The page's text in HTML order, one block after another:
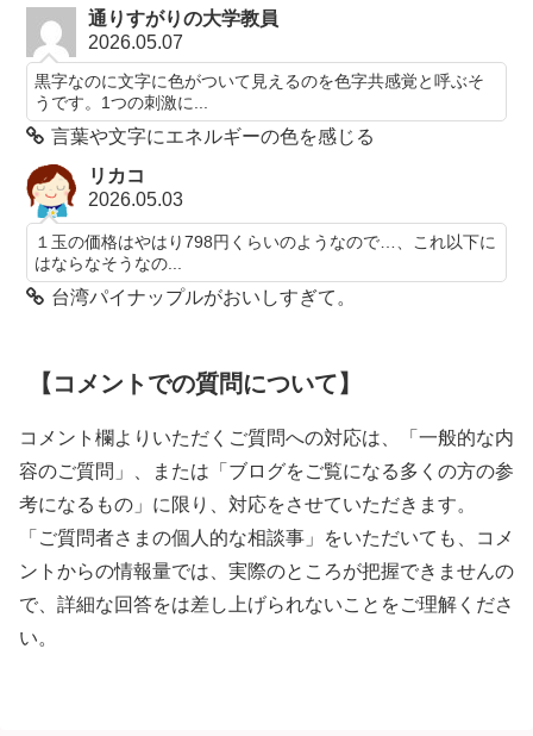
通りすがりの大学教員
2026.05.07
黒字なのに文字に色がついて見えるのを色字共感覚と呼ぶそ
うです。1つの刺激に...
言葉や文字にエネルギーの色を感じる
リカコ
2026.05.03
１玉の価格はやはり798円くらいのようなので…、これ以下に
はならなそうなの...
台湾パイナップルがおいしすぎて。
【コメントでの質問について】
コメント欄よりいただくご質問への対応は、「一般的な内
容のご質問」、または「ブログをご覧になる多くの方の参
考になるもの」に限り、対応をさせていただきます。
「ご質問者さまの個人的な相談事」をいただいても、コメ
ントからの情報量では、実際のところが把握できませんの
で、詳細な回答をは差し上げられないことをご理解くださ
い。